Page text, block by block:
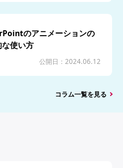
のアニメーションの
使い方
公開日：2024.06.12
コラム一覧を見る